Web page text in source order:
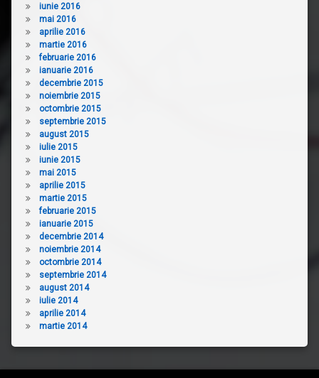
iunie 2016
mai 2016
aprilie 2016
martie 2016
februarie 2016
ianuarie 2016
decembrie 2015
noiembrie 2015
octombrie 2015
septembrie 2015
august 2015
iulie 2015
iunie 2015
mai 2015
aprilie 2015
martie 2015
februarie 2015
ianuarie 2015
decembrie 2014
noiembrie 2014
octombrie 2014
septembrie 2014
august 2014
iulie 2014
aprilie 2014
martie 2014